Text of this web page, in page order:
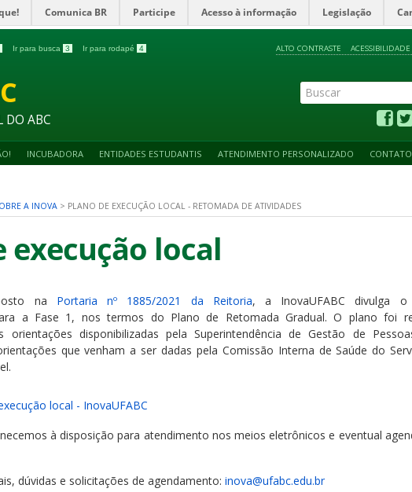
Comunica BR Participe Acesso à informação Legislação
Ir para busca 3 Ir para rodapé 4 ALTO CONTRASTE ACESSIBILIDADE
DO ABC
INCUBADORA ENTIDADES ESTUDANTIS ATENDIMENTO PERSONALIZADO CONTATO
A INOVA > PLANO DE EXECUÇÃO LOCAL - RETOMADA DE ATIVIDADES
execução local
na Portaria nº 1885/2021 da Reitoria, a InovaUFABC divulga
a Fase 1, nos termos do Plano de Retomada Gradual. O plano foi
disponibilizadas pela Superintendência de Gestão de
que venham a ser dadas pela Comissão Interna de Saúde do
local - InovaUFABC
à disposição para atendimento nos meios eletrônicos e eventual
dúvidas e solicitações de agendamento: inova@ufabc.edu.br